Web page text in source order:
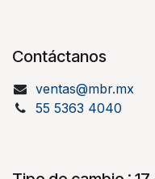
Contáctanos
ventas@mbr.mx
55 5363 4040